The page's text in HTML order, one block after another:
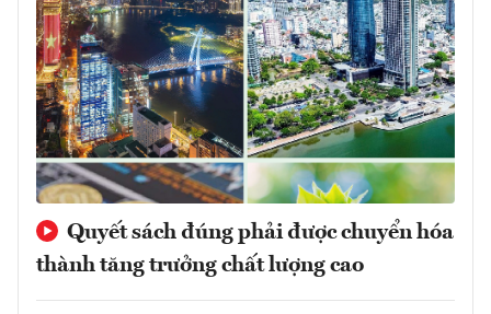
Quyết sách đúng phải được chuyển hóa
thành tăng trưởng chất lượng cao